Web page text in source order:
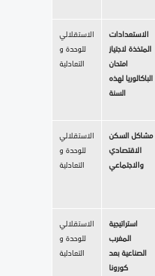
الاستقلالي
للوحدة و
التعادلية
الاستعدادات
المتخذة لاجتياز
امتحان
الباكالوريا لهذه
السنة
الاستقلالي
للوحدة و
التعادلية
مشاكل السكن
الاقتصادي
والاجتماعي
الاستقلالي
للوحدة و
التعادلية
استراتيجية
المغرب
الصناعية بعد
كورونا